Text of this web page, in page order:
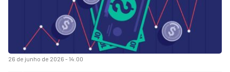
26 de junho de 2026 - 14:00